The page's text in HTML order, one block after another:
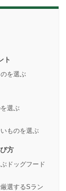
ト
を選ぶ
選ぶ
ものを選ぶ
方
ドッグフード
選するSラン